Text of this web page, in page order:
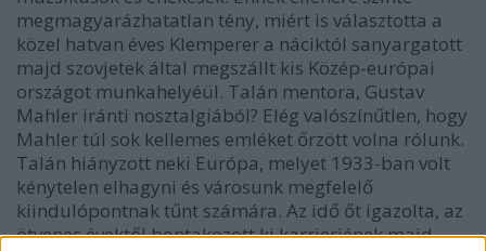
megmagyarázhatatlan tény, miért is választotta a
közel hatvan éves Klemperer a náciktól sanyargatott
majd szovjetek által megszállt kis Közép-európai
országot munkahelyéül. Talán mentora, Gustav
Mahler iránti nosztalgiából? Elég valószínűtlen, hogy
Mahler túl sok kellemes emléket őrzött volna rólunk.
Talán hiányzott neki Európa, melyet 1933-ban volt
kénytelen elhagyni és városunk megfelelő
kiindulópontnak tűnt számára. Az idő őt igazolta, az
ötvenes évektől bontakozott ki karrierjének majd